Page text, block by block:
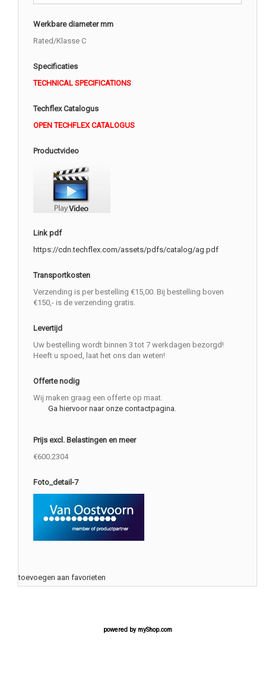
Werkbare diameter mm
Rated/Klasse C
Specificaties
TECHNICAL SPECIFICATIONS
Techflex Catalogus
OPEN TECHFLEX CATALOGUS
Productvideo
Link pdf
https://cdn.techflex.com/assets/pdfs/catalog/ag.pdf
Transportkosten
Verzending is per bestelling €15,00. Bij bestelling boven
€150,- is de verzending gratis.
Levertijd
Uw bestelling wordt binnen 3 tot 7 werkdagen bezorgd!
Heeft u spoed, laat het ons dan weten!
Offerte nodig
Wij maken graag een offerte op maat.
Ga hiervoor naar onze contactpagina.
Prijs excl. Belastingen en meer
€600.2304
Foto_detail-7
toevoegen aan favorieten
powered by myShop.com